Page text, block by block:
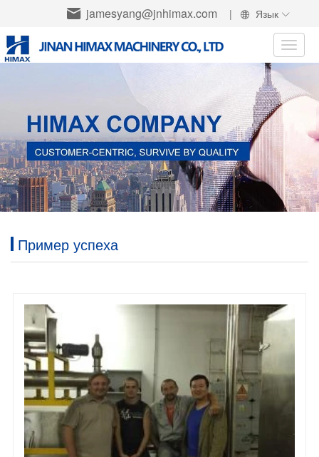
jamesyang@jnhimax.com | Язык
Toggle
Пример успеха